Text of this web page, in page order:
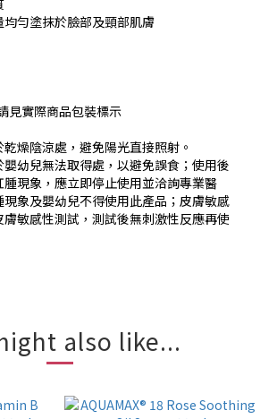
勻塗抹於臉部及頸部肌膚
見實際商品包裝標示
燥陰涼處，避免陽光直接照射。
嬰幼兒無法取得處，以避免誤食；使用後
現象，應立即停止使用並洽詢專業醫
象及嬰幼兒不得使用此產品；皮膚敏感
敏感性測試，測試後無刺激性反應再使
also like...